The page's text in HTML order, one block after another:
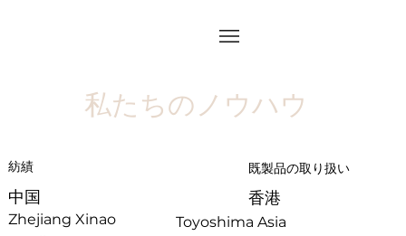
私たちのノウハウ
紡績
中国
Zhejiang Xinao
​既製品の取り扱い
香港
Toyoshima Asia